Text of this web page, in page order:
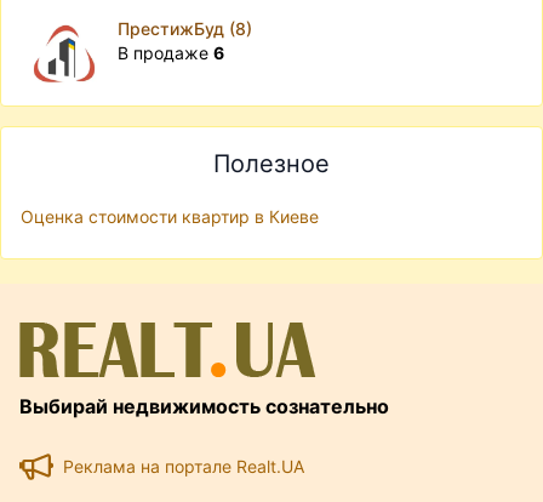
ПрестижБуд (8)
В продаже 6
Полезное
Оценка стоимости квартир в Киеве
Выбирай недвижимость сознательно
Реклама на портале Realt.UA